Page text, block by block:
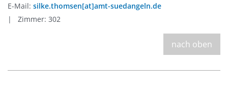
E-Mail: silke.thomsen[at]amt-suedangeln.de
| Zimmer: 302
nach oben